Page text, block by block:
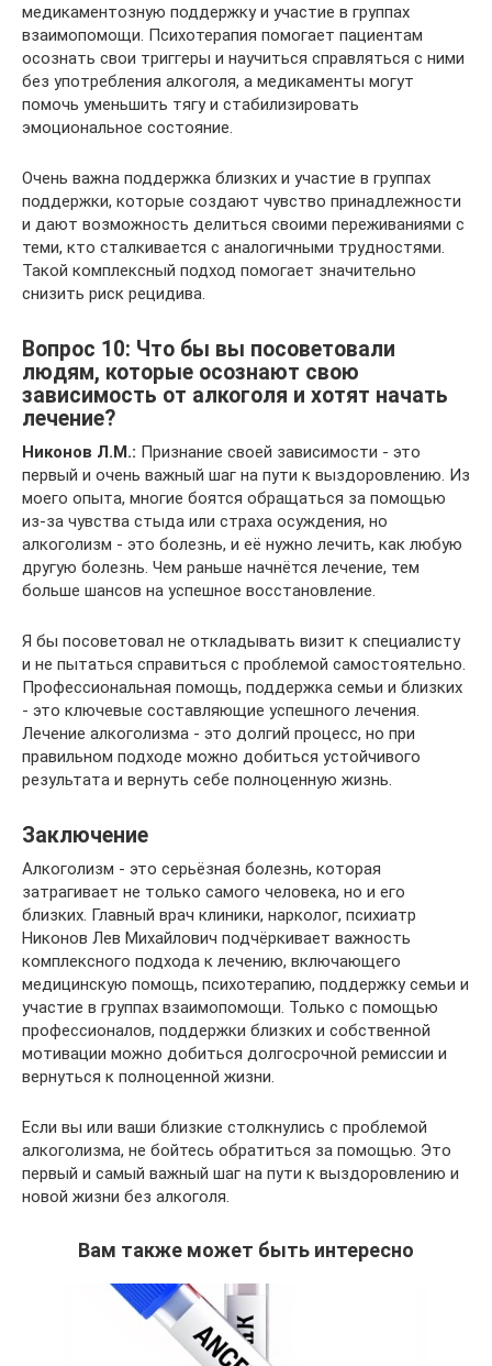
медикаментозную поддержку и участие в группах
взаимопомощи. Психотерапия помогает пациентам
осознать свои триггеры и научиться справляться с ними
без употребления алкоголя, а медикаменты могут
помочь уменьшить тягу и стабилизировать
эмоциональное состояние.
Очень важна поддержка близких и участие в группах
поддержки, которые создают чувство принадлежности
и дают возможность делиться своими переживаниями с
теми, кто сталкивается с аналогичными трудностями.
Такой комплексный подход помогает значительно
снизить риск рецидива.
Вопрос 10: Что бы вы посоветовали
людям, которые осознают свою
зависимость от алкоголя и хотят начать
лечение?
Никонов Л.М.: Признание своей зависимости - это
первый и очень важный шаг на пути к выздоровлению. Из
моего опыта, многие боятся обращаться за помощью
из-за чувства стыда или страха осуждения, но
алкоголизм - это болезнь, и её нужно лечить, как любую
другую болезнь. Чем раньше начнётся лечение, тем
больше шансов на успешное восстановление.
Я бы посоветовал не откладывать визит к специалисту
и не пытаться справиться с проблемой самостоятельно.
Профессиональная помощь, поддержка семьи и близких
- это ключевые составляющие успешного лечения.
Лечение алкоголизма - это долгий процесс, но при
правильном подходе можно добиться устойчивого
результата и вернуть себе полноценную жизнь.
Заключение
Алкоголизм - это серьёзная болезнь, которая
затрагивает не только самого человека, но и его
близких. Главный врач клиники, нарколог, психиатр
Никонов Лев Михайлович подчёркивает важность
комплексного подхода к лечению, включающего
медицинскую помощь, психотерапию, поддержку семьи и
участие в группах взаимопомощи. Только с помощью
профессионалов, поддержки близких и собственной
мотивации можно добиться долгосрочной ремиссии и
вернуться к полноценной жизни.
Если вы или ваши близкие столкнулись с проблемой
алкоголизма, не бойтесь обратиться за помощью. Это
первый и самый важный шаг на пути к выздоровлению и
новой жизни без алкоголя.
Вам также может быть интересно